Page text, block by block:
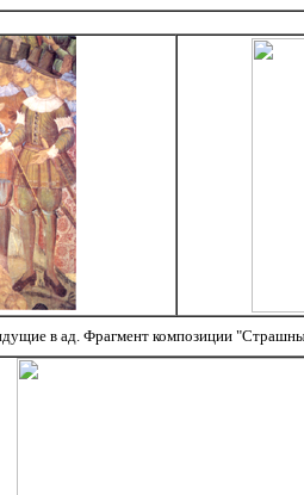
в ад. Фрагмент композиции